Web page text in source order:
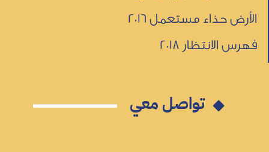
الأرض حذاء مستعمل 2016
فهرس الانتظار 2018
تواصل معي